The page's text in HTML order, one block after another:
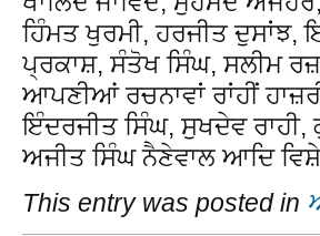
ਹਿੰਮਤ ਖੁਰਮੀ, ਹਰਜੀਤ
ਪ੍ਰਕਾਸ਼, ਸੰਤੋਖ ਸਿੰਘ, ਸਲੀਮ
ਆਪਣੀਆਂ ਰਚਨਾਵਾਂ ਰਾਂਹੀਂ
ਇੰਦਰਜੀਤ ਸਿੰਘ, ਸੁਖਦੇਵ ਰਾਹੀ,
ਅਜੀਤ ਸਿੰਘ ਨੈਣੇਵਾਲ ਆਦਿ
This entry was posted in